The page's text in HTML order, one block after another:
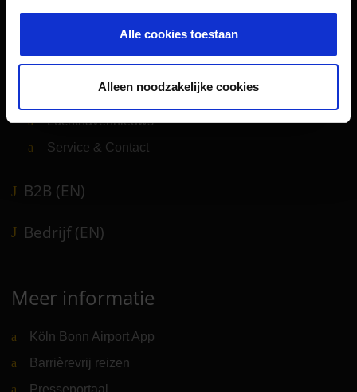
Alle cookies toestaan
Alleen noodzakelijke cookies
Parkeren
Reisvoorbereiding
Winkels, restaurants en diensten
Luchthavennieuws
Service & Contact
B2B (EN)
Bedrijf (EN)
Meer informatie
Köln Bonn Airport App
Barrièrevrij reizen
Presseportaal